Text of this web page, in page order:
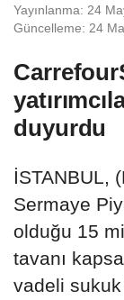
Yayınlanma: 24
Güncelleme: 24
duyurdu
İSTANBUL,
Sermaye
olduğu 15
tavanı
vadeli sukuk